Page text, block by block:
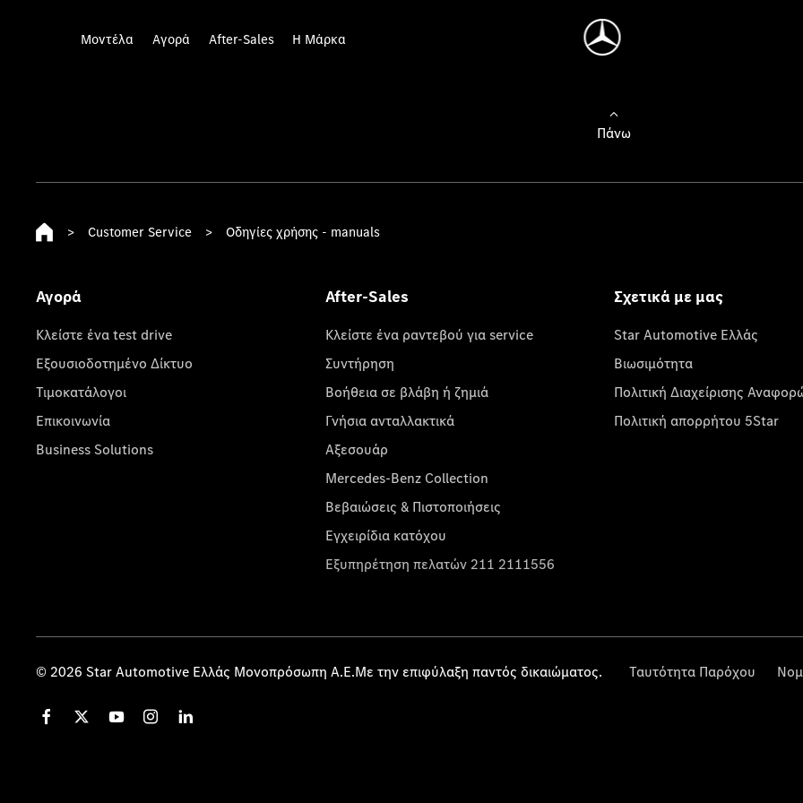
Μοντέλα Αγορά After-Sales Η Μάρκα
Πάνω
> Customer Service > Οδηγίες χρήσης - manuals
Αγορά
Κλείστε ένα test drive
Εξουσιοδοτημένο Δίκτυο
Τιμοκατάλογοι
Επικοινωνία
Business Solutions
After-Sales
Κλείστε ένα ραντεβού για service
Συντήρηση
Βοήθεια σε βλάβη ή ζημιά
Γνήσια ανταλλακτικά
Αξεσουάρ
Mercedes-Benz Collection
Βεβαιώσεις & Πιστοποιήσεις
Εγχειρίδια κατόχου
Εξυπηρέτηση πελατών 211 2111556
Σχετικά με μας
Star Automotive Ελλάς
Βιωσιμότητα
Πολιτική Διαχείρισης
Πολιτική απορρήτου 5Star
© 2026 Star Automotive Ελλάς Μονοπρόσωπη Α.Ε.Με την επιφύλαξη παντός δικαιώματος. Ταυτότητα Παρόχου